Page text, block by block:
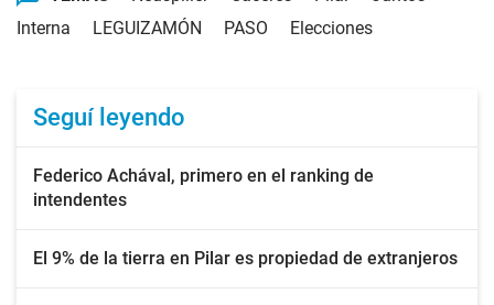
Interna
LEGUIZAMÓN PASO Elecciones
Seguí leyendo
Federico Achával, primero en el ranking de
intendentes
El 9% de la tierra en Pilar es propiedad de extranjeros